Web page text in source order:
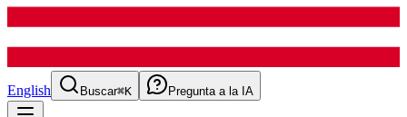
English Buscar⌘K Pregunta a la IA